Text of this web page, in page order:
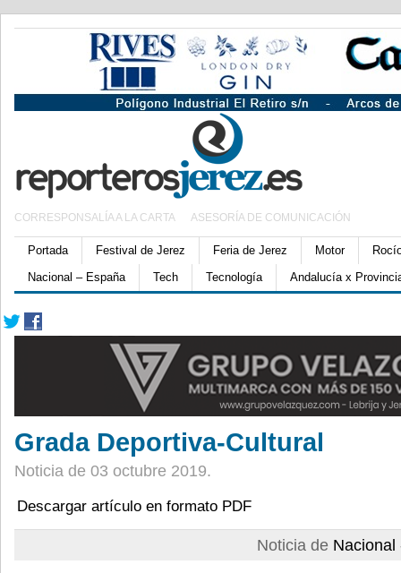
CORRESPONSALÍA A LA CARTA ASESORÍA DE COMUNICACIÓN
Portada Festival de Jerez Feria de Jerez Motor
Nacional – España
Tech Tecnología Andalucía x
Grada Deportiva-Cultural
Noticia de 03 octubre 2019.
Descargar artículo en formato PDF
Noticia de Nacional